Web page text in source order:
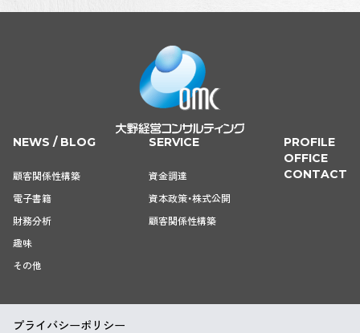
NEWS / BLOG
顧客関係性構築
電子書籍
財務分析
趣味
その他
SERVICE
資金調達
資本政策・株式公開
顧客関係性構築
PROFILE
OFFICE
CONTACT
プライバシーポリシー